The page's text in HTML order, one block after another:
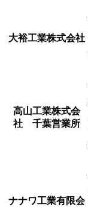
大裕工業株式会社
高山工業株式会
社 千葉営業所
ナナワ工業有限会